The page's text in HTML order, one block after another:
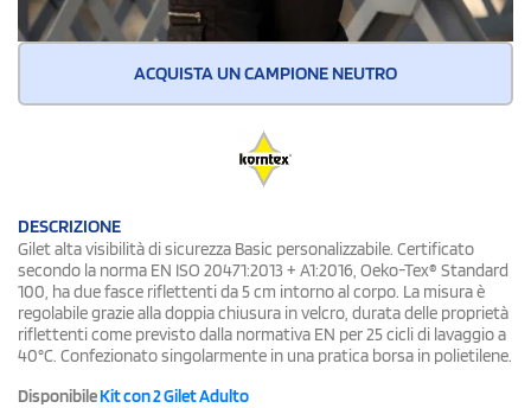
ACQUISTA UN CAMPIONE NEUTRO
DESCRIZIONE
Gilet alta visibilità di sicurezza Basic personalizzabile. Certificato
secondo la norma EN ISO 20471:2013 + A1:2016, Oeko-Tex® Standard
100, ha due fasce riflettenti da 5 cm intorno al corpo. La misura è
regolabile grazie alla doppia chiusura in velcro, durata delle proprietà
riflettenti come previsto dalla normativa EN per 25 cicli di lavaggio a
40°C. Confezionato singolarmente in una pratica borsa in polietilene.
DisponibileKit con 2 Gilet Adulto